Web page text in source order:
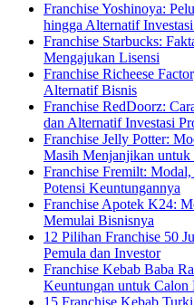
Franchise Yoshinoya:
hingga Alternatif
Franchise Starbucks:
Mengajukan Lisensi
Franchise Richeese
Alternatif Bisnis
Franchise RedDoorz:
dan Alternatif Investasi
Franchise Jelly Potter:
Masih Menjanjikan untuk
Franchise Fremilt:
Potensi Keuntungannya
Franchise Apotek K24:
Memulai Bisnisnya
12 Pilihan Franchise 50
Pemula dan Investor
Franchise Kebab Baba
Keuntungan untuk Calon